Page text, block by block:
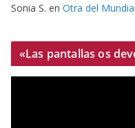
Sonia S. en Otra del Mundial
«Las pantallas os